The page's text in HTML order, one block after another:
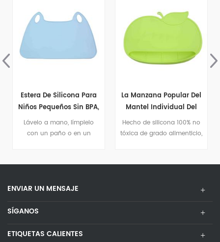
Estera De Silicona Para
Niños Pequeños Sin BPA,
Antideslizante Y
Lavable, Para Comer
Lávelo a mano, límpielo
con un paño o en un
La Manzana Popular Del
Mantel Individual Del
Silicón Formó La Estera
De La Mesa De Comedor
Hecho de silicona 100% no
tóxica de grado alimenticio,
látex.
ENVIAR UN MENSAJE
SÍGANOS
ETIQUETAS CALIENTES